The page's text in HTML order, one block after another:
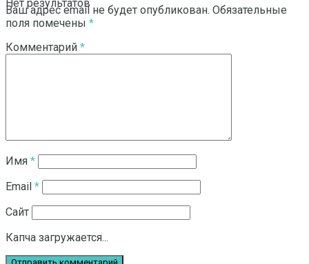
Нет результатов
Смотреть все результаты
Ваш адрес email не будет опубликован. Обязательные
поля помечены *
Комментарий *
Имя *
Email *
Сайт
Капча загружается...